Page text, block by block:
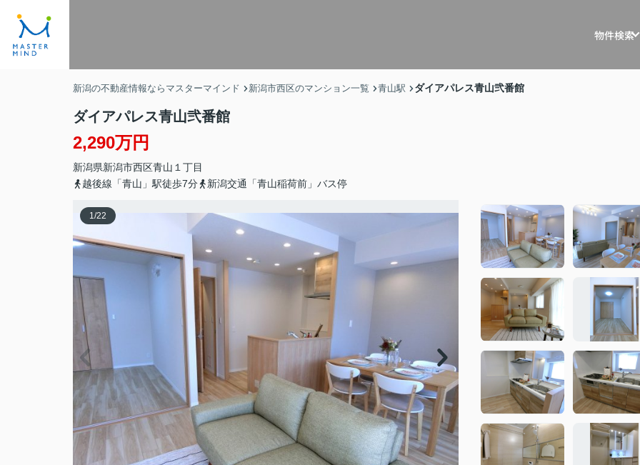
物件検索
戸建を探す
戸建・マ
住宅ロー
相続相談
空き家管
新潟の不動産情報ならマスターマインド 新潟市西区のマンション一覧 青山駅 ダイアパレス青山弐番館
ダイアパレス青山弐番館
2,290万円
新潟県新潟市西区青山 １丁目
越後線「青山」駅徒歩7分
新潟交通「青山稲荷前」バス停
1/22